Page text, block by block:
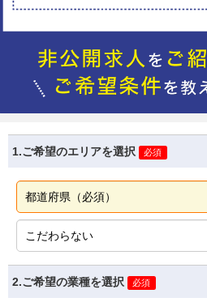
1.ご希望のエリアを選択 必須
2.ご希望の業種を選択 必須